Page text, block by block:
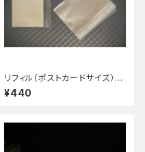
リフィル（ポストカードサイズ）
30枚
¥440